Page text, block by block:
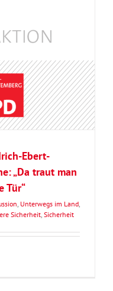
Ebert-
„Da traut man
Tür“
, Unterwegs im Land,
Sicherheit, Sicherheit